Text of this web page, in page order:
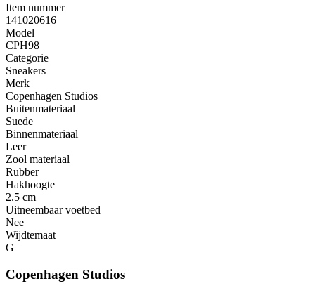
Item nummer
141020616
Model
CPH98
Categorie
Sneakers
Merk
Copenhagen Studios
Buitenmateriaal
Suede
Binnenmateriaal
Leer
Zool materiaal
Rubber
Hakhoogte
2.5 cm
Uitneembaar voetbed
Nee
Wijdtemaat
G
Copenhagen Studios